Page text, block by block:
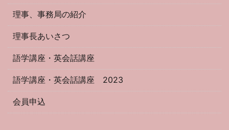
理事、事務局の紹介
理事長あいさつ
語学講座・英会話講座
語学講座・英会話講座 2023
会員申込